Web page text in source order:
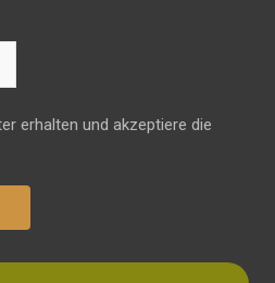
erhalten und akzeptiere die